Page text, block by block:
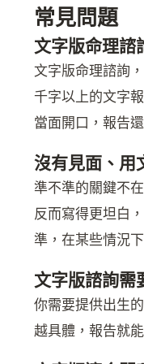
常見問題
文字版命理諮
文字版命理諮詢
千字以上的文字
當面開口，報告
沒有見面、用
準不準的關鍵不
反而寫得更坦白
準，在某些情況
文字版諮詢需
你需要提供出生
越具體，報告就